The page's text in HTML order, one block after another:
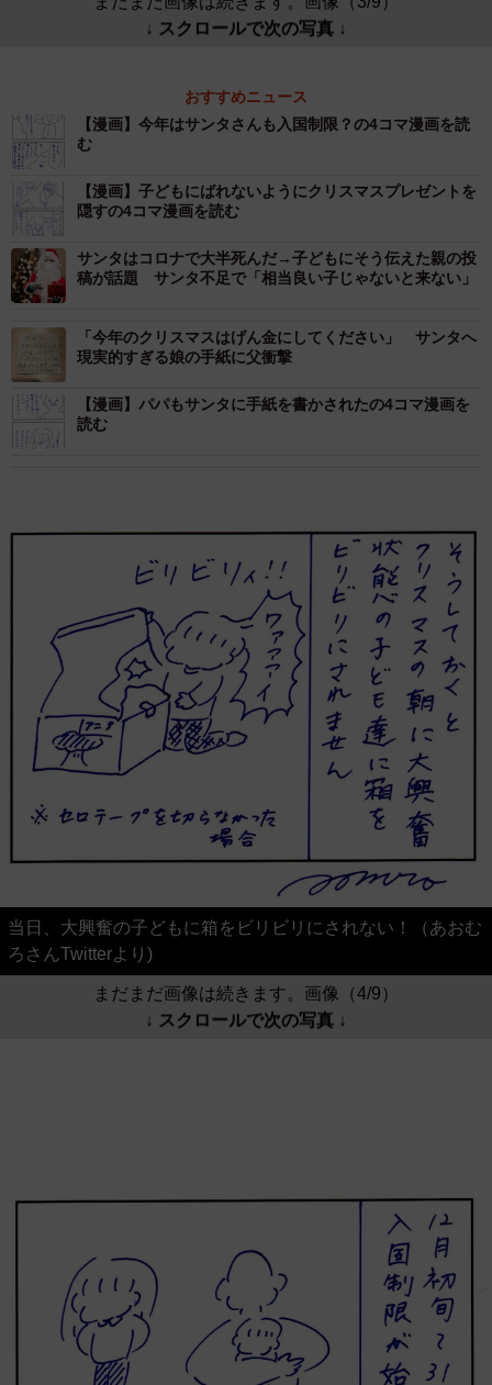
↓ スクロールで次の写真 ↓
おすすめニュース
【漫画】今年はサンタさんも入国制限？の4コマ漫画を読
む
【漫画】子どもにばれないようにクリスマスプレゼントを
隠すの4コマ漫画を読む
サンタはコロナで大半死んだ→子どもにそう伝えた親の投
稿が話題 サンタ不足で「相当良い子じゃないと来ない」
「今年のクリスマスはげん金にしてください」 サンタへ
現実的すぎる娘の手紙に父衝撃
【漫画】パパもサンタに手紙を書かされたの4コマ漫画を
読む
当日、大興奮の子どもに箱をビリビリにされない！（あおむ
ろさんTwitterより)
まだまだ画像は続きます。画像（4/9）
↓ スクロールで次の写真 ↓